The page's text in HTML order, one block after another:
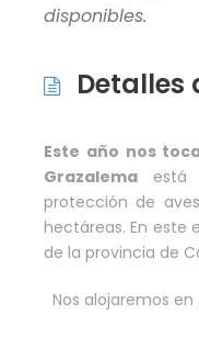
disponibles.
Detalles
Este año nos
Grazalema está
protección de
hectáreas. En este
de la provincia de
Nos alojaremos en